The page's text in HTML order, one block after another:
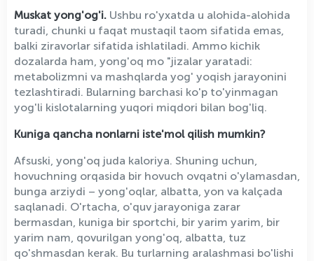
Muskat yong'og'i. Ushbu ro'yxatda u alohida-alohida
turadi, chunki u faqat mustaqil taom sifatida emas,
balki ziravorlar sifatida ishlatiladi. Ammo kichik
dozalarda ham, yong'oq mo "jizalar yaratadi:
metabolizmni va mashqlarda yog' yoqish jarayonini
tezlashtiradi. Bularning barchasi ko'p to'yinmagan
yog'li kislotalarning yuqori miqdori bilan bog'liq.
Kuniga qancha nonlarni iste'mol qilish mumkin?
Afsuski, yong'oq juda kaloriya. Shuning uchun,
hovuchning orqasida bir hovuch ovqatni o'ylamasdan,
bunga arziydi – yong'oqlar, albatta, yon va kalçada
saqlanadi. O'rtacha, o'quv jarayoniga zarar
bermasdan, kuniga bir sportchi, bir yarim yarim, bir
yarim nam, qovurilgan yong'oq, albatta, tuz
qo'shmasdan kerak. Bu turlarning aralashmasi bo'lishi